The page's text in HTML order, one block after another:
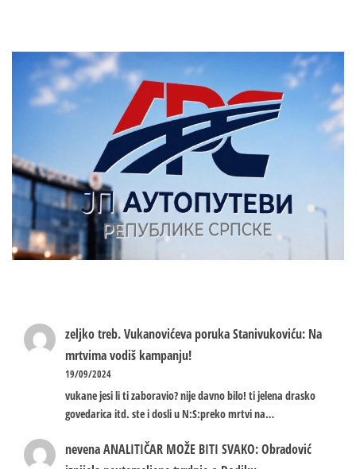
zeljko treb.Vukanovićeva poruka Stanivukoviću: Na
mrtvima vodiš kampanju!
19/09/2024
vukane jesi li ti zaboravio? nije davno bilo! ti jelena drasko
govedarica itd. ste i dosli u N:S:preko mrtvi na…
nevenaANALITIČAR MOŽE BITI SVAKO: Obradović